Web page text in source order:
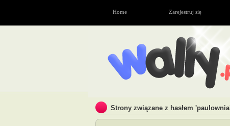
Home Zarejestruj się
Strony związane z hasłem